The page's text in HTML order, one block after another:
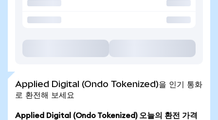
Applied Digital (Ondo Tokenized)을 인기 통화
로 환전해 보세요
Applied Digital (Ondo Tokenized) 오늘의 환전 가격